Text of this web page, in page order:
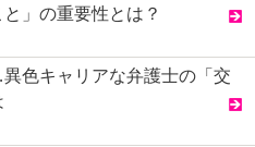
」の重要性とは？
色キャリアな弁護士の「交